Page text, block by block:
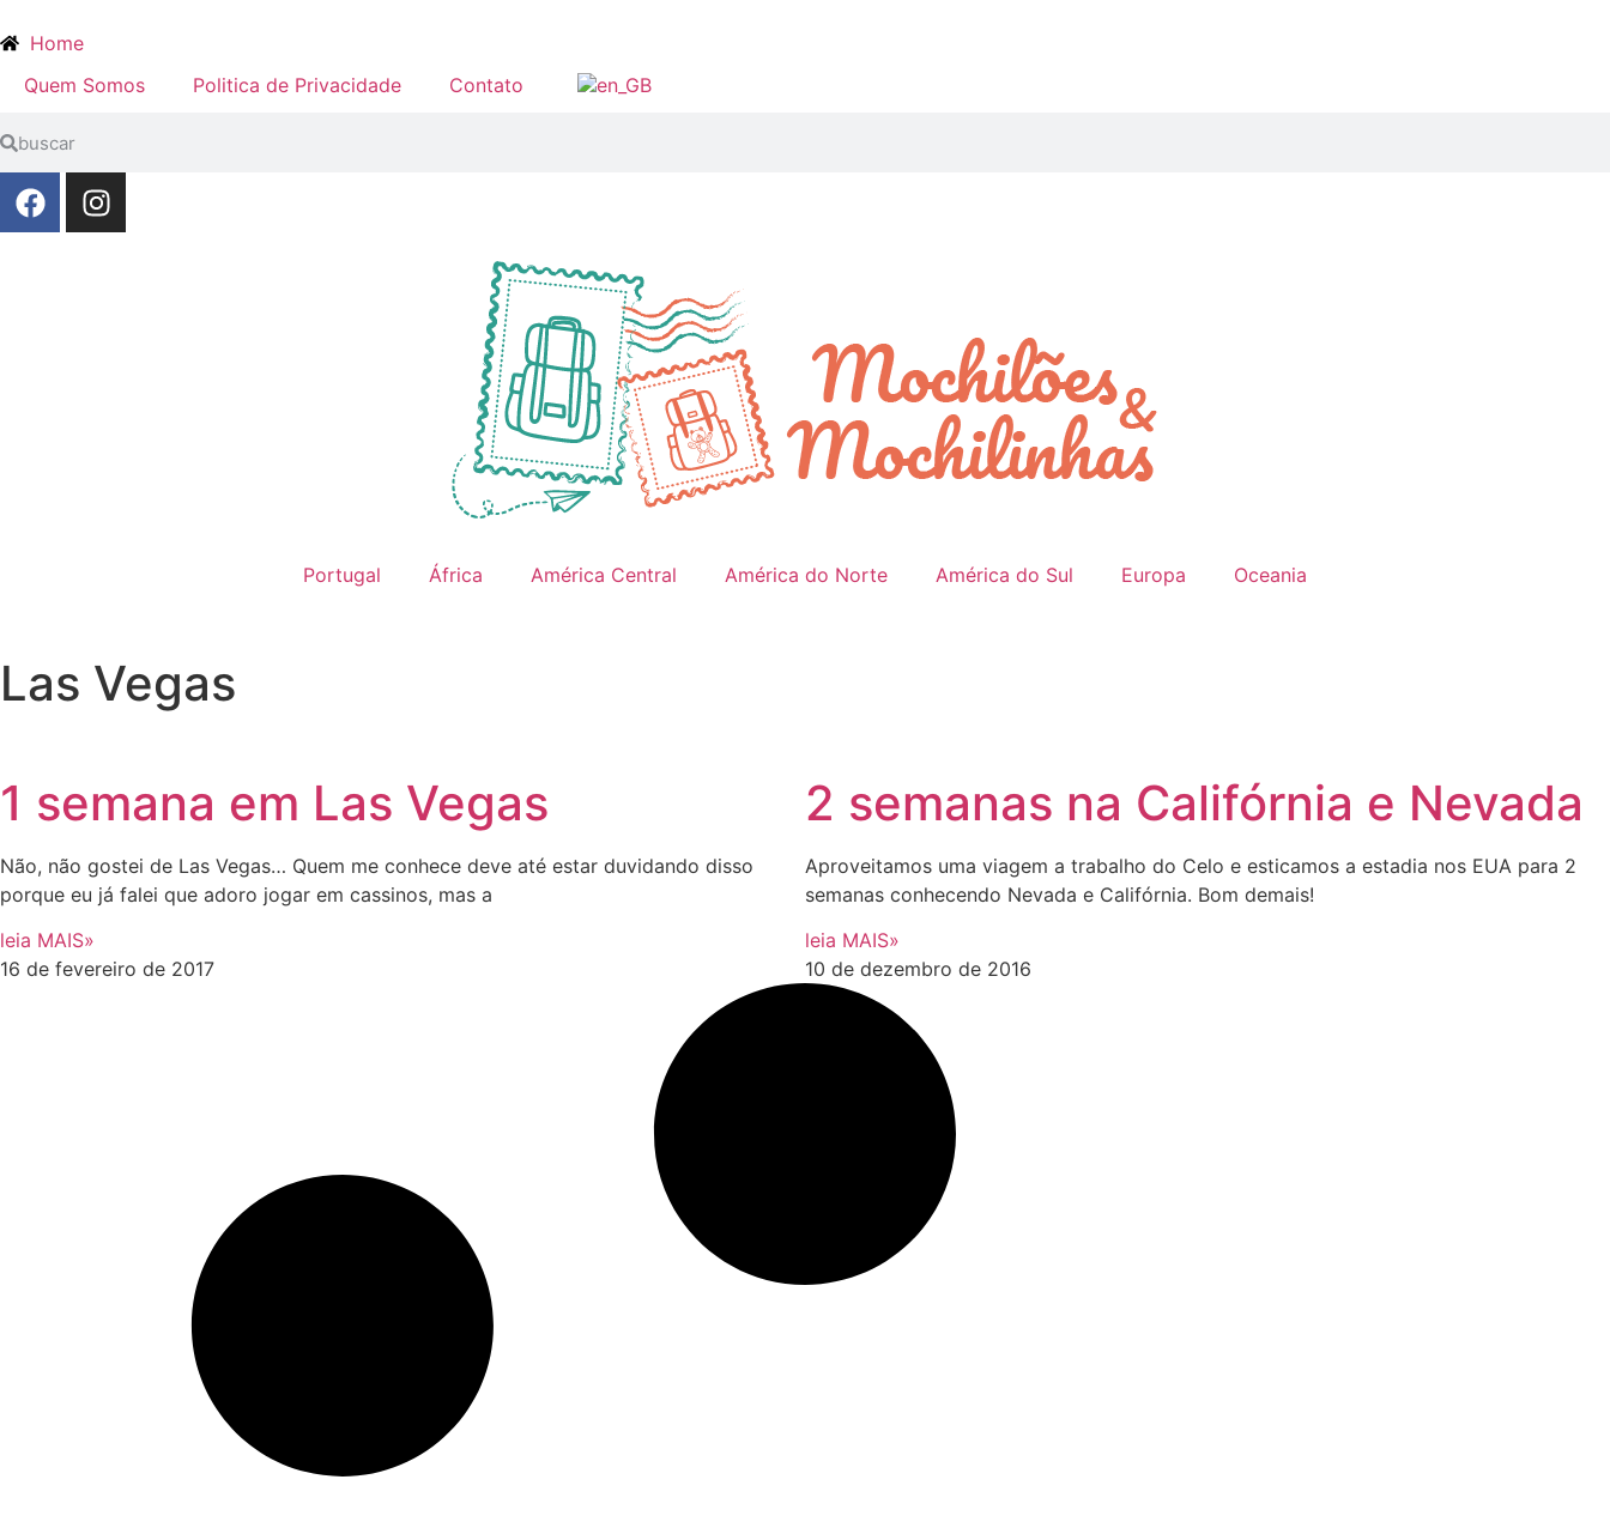
Home
Quem Somos
Politica de Privacidade Contato
Portugal África América Central América do Norte América do Sul Europa Oceania
Las Vegas
1 semana em Las Vegas
Não, não gostei de Las Vegas… Quem me conhece deve até estar duvidando disso
porque eu já falei que adoro jogar em cassinos, mas a
leia MAIS»
16 de fevereiro de 2017
2 semanas na Califórnia e Nevada
Aproveitamos uma viagem a trabalho do Celo e esticamos a estadia nos EUA para 2
semanas conhecendo Nevada e Califórnia. Bom demais!
leia MAIS»
10 de dezembro de 2016